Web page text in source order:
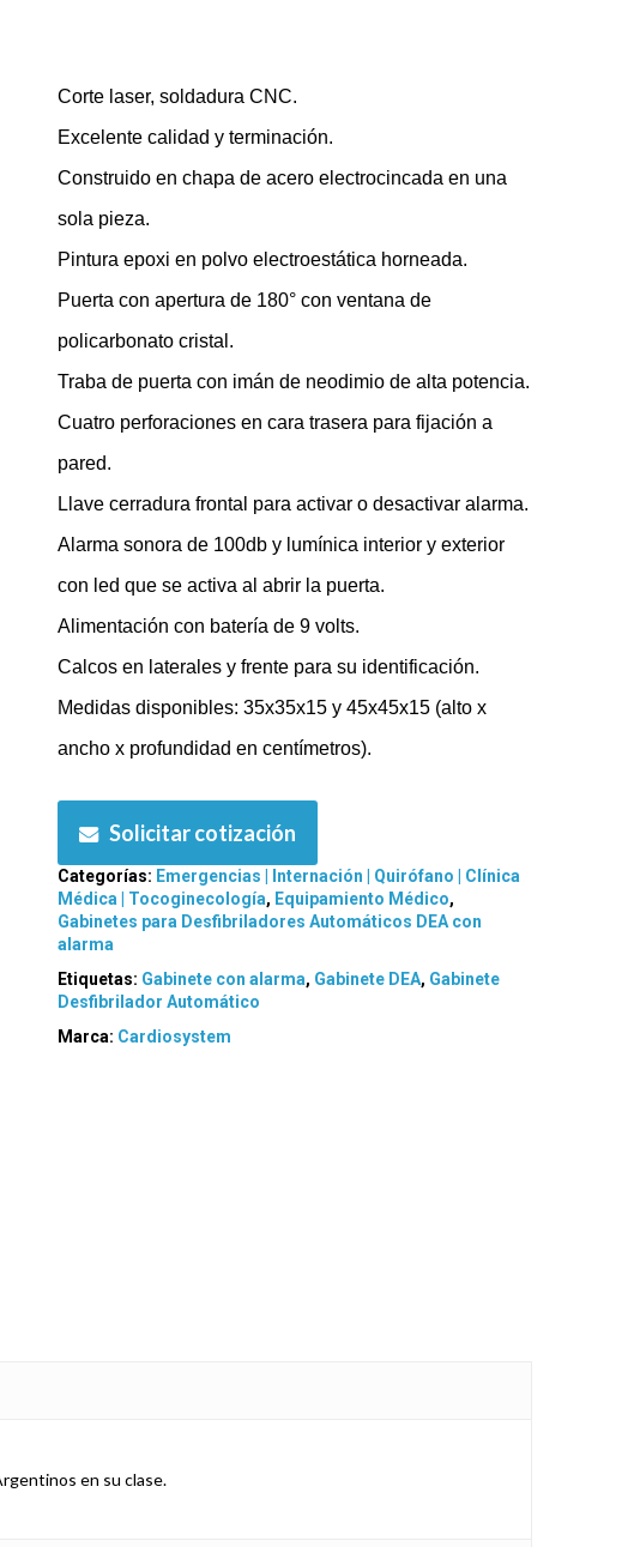
Corte laser, soldadura CNC.
Excelente calidad y terminación.
Construido en chapa de acero electrocincada en una
sola pieza.
Pintura epoxi en polvo electroestática horneada.
Puerta con apertura de 180° con ventana de
policarbonato cristal.
Traba de puerta con imán de neodimio de alta potencia.
Cuatro perforaciones en cara trasera para fijación a
pared.
Llave cerradura frontal para activar o desactivar alarma.
Alarma sonora de 100db y lumínica interior y exterior
con led que se activa al abrir la puerta.
Alimentación con batería de 9 volts.
Calcos en laterales y frente para su identificación.
Medidas disponibles: 35x35x15 y 45x45x15 (alto x
ancho x profundidad en centímetros).
Solicitar cotización
Categorías: Emergencias | Internación | Quirófano | Clínica
Médica | Tocoginecología, Equipamiento Médico,
Gabinetes para Desfibriladores Automáticos DEA con
alarma
Etiquetas: Gabinete con alarma, Gabinete DEA, Gabinete
Desfibrilador Automático
Marca: Cardiosystem
en su clase.